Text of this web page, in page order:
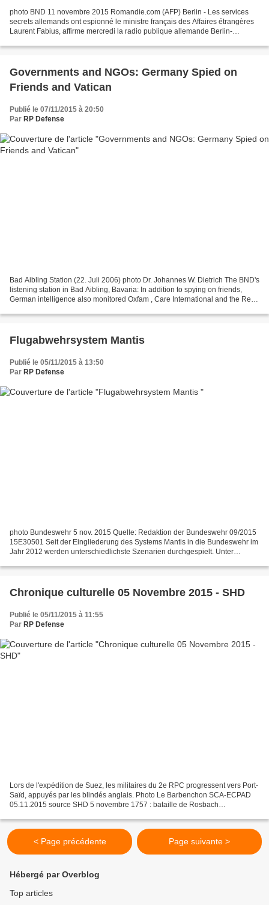
photo BND 11 novembre 2015 Romandie.com (AFP) Berlin - Les services
secrets allemands ont espionné le ministre français des Affaires étrangères
Laurent Fabius, affirme mercredi la radio publique allemande Berlin-
Governments and NGOs: Germany Spied on
Friends and Vatican
Publié le 07/11/2015 à 20:50
Par RP Defense
Bad Aibling Station (22. Juli 2006) photo Dr. Johannes W. Dietrich The BND's
listening station in Bad Aibling, Bavaria: In addition to spying on friends,
German intelligence also monitored Oxfam , Care International and the Red
Flugabwehrsystem Mantis
Publié le 05/11/2015 à 13:50
Par RP Defense
photo Bundeswehr 5 nov. 2015 Quelle: Redaktion der Bundeswehr 09/2015
15E30501 Seit der Eingliederung des Systems Mantis in die Bundeswehr im
Jahr 2012 werden unterschiedlichste Szenarien durchgespielt. Unter
Chronique culturelle 05 Novembre 2015 - SHD
Publié le 05/11/2015 à 11:55
Par RP Defense
Lors de l'expédition de Suez, les militaires du 2e RPC progressent vers Port-
Saïd, appuyés par les blindés anglais. Photo Le Barbenchon SCA-ECPAD
05.11.2015 source SHD 5 novembre 1757 : bataille de Rosbach
< Page précédente Page suivante >
Hébergé par Overblog
Top articles